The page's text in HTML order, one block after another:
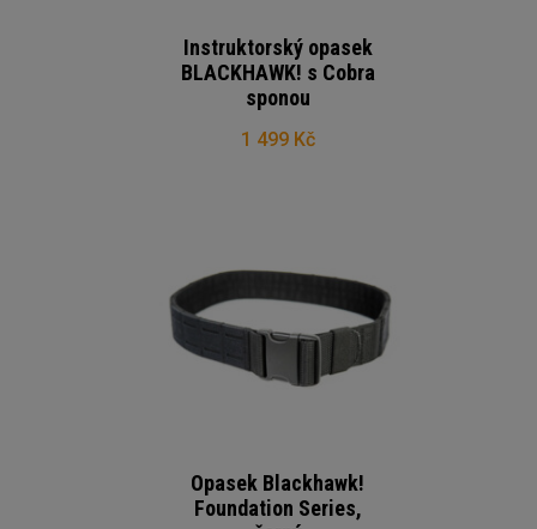
Instruktorský opasek
BLACKHAWK! s Cobra
sponou
1 499 Kč
Opasek Blackhawk!
Foundation Series,